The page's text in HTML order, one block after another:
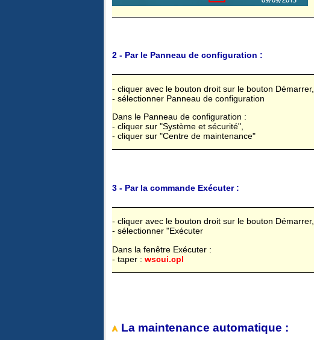
2 - Par le Panneau de configuration :
- cliquer avec le bouton droit sur le bouton Démarrer,
- sélectionner Panneau de configuration
Dans le Panneau de configuration :
- cliquer sur "Système et sécurité",
- cliquer sur "Centre de maintenance"
3 - Par la commande Exécuter :
- cliquer avec le bouton droit sur le bouton Démarrer,
- sélectionner "Exécuter
Dans la fenêtre Exécuter :
- taper : wscui.cpl
La maintenance automatique :